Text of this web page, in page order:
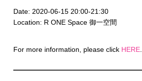
Date: 2020-06-15 20:00-21:30
Location: R ONE Space 御一空間
For more information, please click HERE.